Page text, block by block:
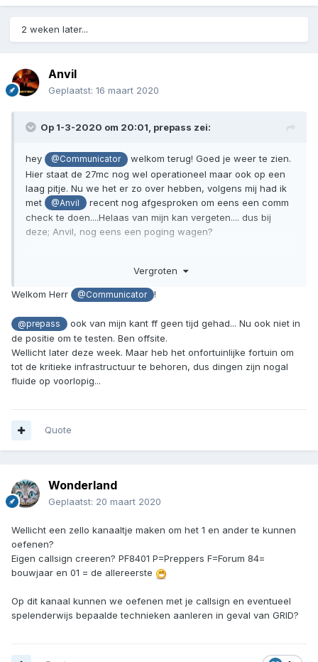
2 weken later...
Anvil
Geplaatst: 16 maart 2020
Op 1-3-2020 om 20:01, prepass zei:
hey @Communicator
welkom terug! Goed je weer te zien.
Hier staat de 27mc nog wel operationeel maar ook op een
laag pitje. Nu we het er zo over hebben, volgens mij had ik
met
@Anvil
recent nog afgesproken om eens een comm
check te doen....Helaas van mijn kan vergeten.... dus bij
deze; Anvil, nog eens een poging wagen?
Vergroten
Welkom Herr @Communicator !
@prepass
ook van mijn kant ff geen tijd gehad... Nu ook niet in
de positie om te testen. Ben offsite.
Wellicht later deze week. Maar heb het onfortuinlijke fortuin om
tot de kritieke infrastructuur te behoren, dus dingen zijn nogal
fluide op voorlopig...
Quote
Wonderland
Geplaatst: 20 maart 2020
Wellicht een zello kanaaltje maken om het 1 en ander te kunnen
oefenen?
Eigen callsign creeren? PF8401 P=Preppers F=Forum 84=
bouwjaar en 01 = de allereerste
Op dit kanaal kunnen we oefenen met je callsign en eventueel
spelenderwijs bepaalde technieken aanleren in geval van GRID?